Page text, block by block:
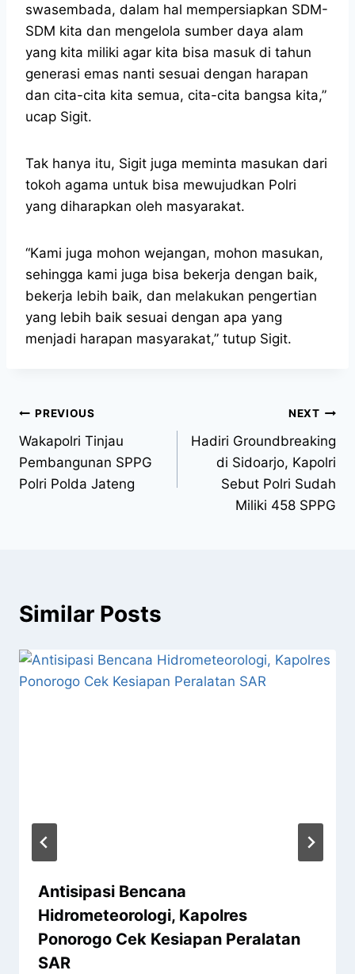
swasembada, dalam hal mempersiapkan SDM-
SDM kita dan mengelola sumber daya alam
yang kita miliki agar kita bisa masuk di tahun
generasi emas nanti sesuai dengan harapan
dan cita-cita kita semua, cita-cita bangsa kita,”
ucap Sigit.
Tak hanya itu, Sigit juga meminta masukan dari
tokoh agama untuk bisa mewujudkan Polri
yang diharapkan oleh masyarakat.
“Kami juga mohon wejangan, mohon masukan,
sehingga kami juga bisa bekerja dengan baik,
bekerja lebih baik, dan melakukan pengertian
yang lebih baik sesuai dengan apa yang
menjadi harapan masyarakat,” tutup Sigit.
PREVIOUS
Wakapolri Tinjau
Pembangunan SPPG
Polri Polda Jateng
NEXT
Hadiri Groundbreaking
di Sidoarjo, Kapolri
Sebut Polri Sudah
Miliki 458 SPPG
Similar Posts
Antisipasi Bencana
Hidrometeorologi, Kapolres
Ponorogo Cek Kesiapan Peralatan
SAR